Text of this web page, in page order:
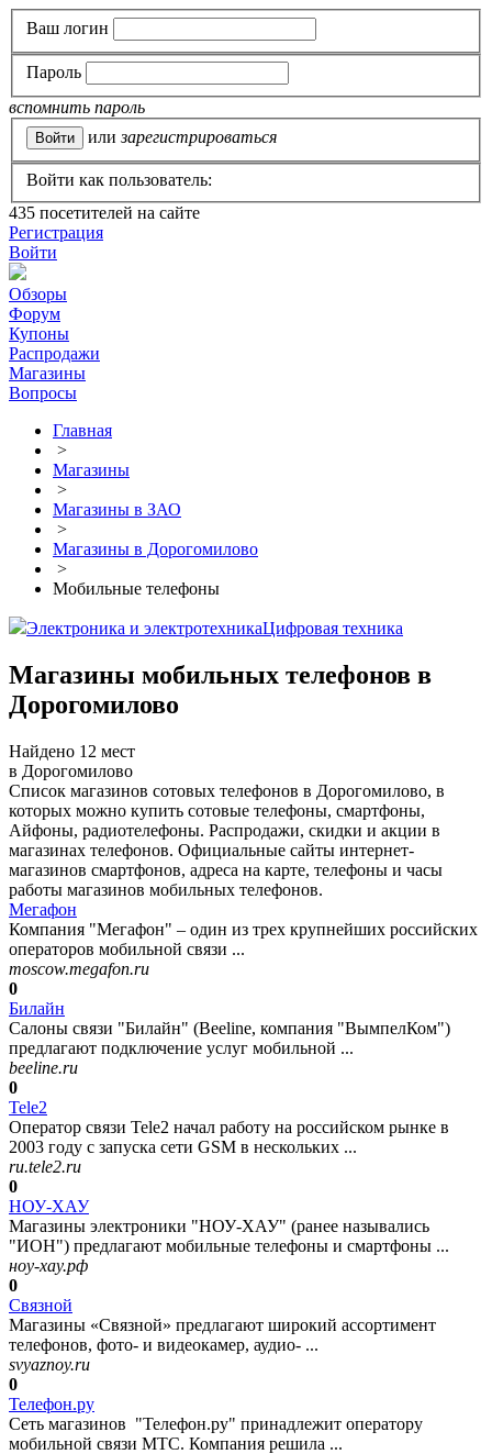
Ваш логин
Пароль
вспомнить пароль
или зарегистрироваться
Войти как пользователь:
435 посетителей на сайте
Регистрация
Войти
Обзоры
Форум
Купоны
Распродажи
Магазины
Вопросы
Главная
>
Магазины
>
Магазины в ЗАО
>
Магазины в Дорогомилово
>
Мобильные телефоны
Электроника и электротехникаЦифровая техника
Магазины мобильных телефонов в
Дорогомилово
Найдено 12 мест
в Дорогомилово
Список магазинов сотовых телефонов в Дорогомилово, в
которых можно купить сотовые телефоны, смартфоны,
Айфоны, радиотелефоны. Распродажи, скидки и акции в
магазинах телефонов. Официальные сайты интернет-
магазинов смартфонов, адреса на карте, телефоны и часы
работы магазинов мобильных телефонов.
Мегафон
Компания "Мегафон" – один из трех крупнейших российских
операторов мобильной связи ...
moscow.megafon.ru
0
Билайн
Салоны связи "Билайн" (Beeline, компания "ВымпелКом")
предлагают подключение услуг мобильной ...
beeline.ru
0
Tele2
Оператор связи Tele2 начал работу на российском рынке в
2003 году с запуска сети GSM в нескольких ...
ru.tele2.ru
0
НОУ-ХАУ
Магазины электроники "НОУ-ХАУ" (ранее назывались
"ИОН") предлагают мобильные телефоны и смартфоны ...
ноу-хау.рф
0
Связной
Магазины «Связной» предлагают широкий ассортимент
телефонов, фото- и видеокамер, аудио- ...
svyaznoy.ru
0
Телефон.ру
Сеть магазинов "Телефон.ру" принадлежит оператору
мобильной связи МТС. Компания решила ...